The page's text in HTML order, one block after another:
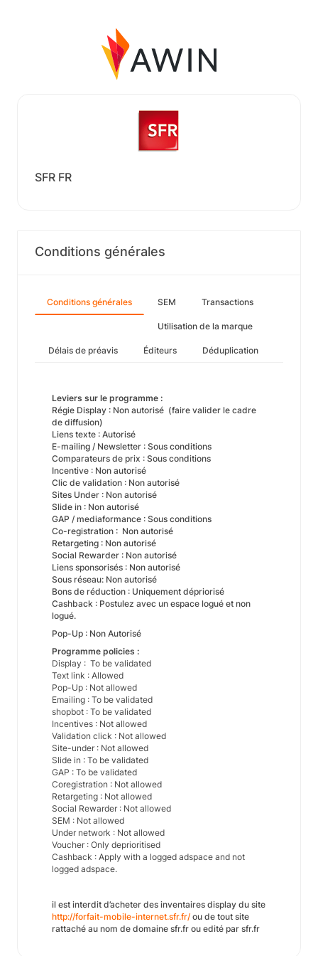
SFR FR
Conditions générales
Conditions générales SEM Transactions
Utilisation de la marque
Délais de préavis Éditeurs Déduplication
Leviers sur le programme :
Régie Display : Non autorisé (faire valider le cadre
de diffusion)
Liens texte : Autorisé
E-mailing / Newsletter : Sous conditions
Comparateurs de prix : Sous conditions
Incentive : Non autorisé
Clic de validation : Non autorisé
Sites Under : Non autorisé
Slide in : Non autorisé
GAP / mediaformance : Sous conditions
Co-registration : Non autorisé
Retargeting : Non autorisé
Social Rewarder : Non autorisé
Liens sponsorisés : Non autorisé
Sous réseau: Non autorisé
Bons de réduction : Uniquement dépriorisé
Cashback : Postulez avec un espace logué et non
logué.
Pop-Up : Non Autorisé
Programme policies :
Display : To be validated
Text link : Allowed
Pop-Up : Not allowed
Emailing : To be validated
shopbot : To be validated
Incentives : Not allowed
Validation click : Not allowed
Site-under : Not allowed
Slide in : To be validated
GAP : To be validated
Coregistration : Not allowed
Retargeting : Not allowed
Social Rewarder : Not allowed
SEM : Not allowed
Under network : Not allowed
Voucher : Only deprioritised
Cashback : Apply with a logged adspace and not
logged adspace.
il est interdit d’acheter des inventaires display du site
http://forfait-mobile-internet.sfr.fr/ ou de tout site
rattaché au nom de domaine sfr.fr ou edité par sfr.fr